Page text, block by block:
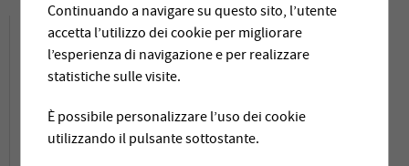
Descrizione del progetto
gestisce l’approvvigionamento d’acqua
potabile per i Comuni, in gran parte a
Continuando a navigare su questo sito, l’utente
accetta l’utilizzo dei cookie per migliorare
l’esperienza di navigazione e per realizzare
statistiche sulle visite.
È possibile personalizzare l’uso dei cookie
utilizzando il pulsante sottostante.